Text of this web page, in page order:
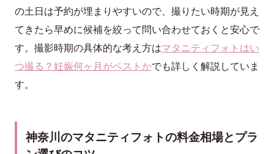
の土日は予約が埋まりやすいので、撮りたい時期が見え
てきたら早めに候補を絞って問い合わせておくと安心で
す。撮影時期の具体的な考え方はマタニティフォトはい
つ撮る？妊娠何ヶ月がベストかでも詳しく解説していま
す。
神奈川のマタニティフォトの料金相場とプラ